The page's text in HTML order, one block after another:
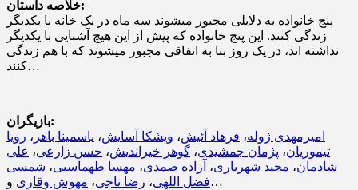
خلاصه داستان:
پنج خانواده به دلایلی مجبور میشوند سه ماه در یک خانه با یکدیگر
زندگی کنند. این پنج خانواده که پیش از این هیچ آشنایی با یکدیگر
نداشته اند، در یک روز بنا به اتفاقی مجبور میشوند که با هم زندگی
کنند…
بازیگران:
امیرمهدی ژوله، فرهاد آئیش، ویشکا آسایش، یاسمینا باهر ، رویا
تیموریان، پژمان جمشیدی، گوهر خیراندیش، حسن زارعی، علی
شادمان، مجید شهریاری، آزاده صمدی، مهسا طهماسبی، شمسی
فضل اللهی، رضا ناجی، مهوش وقاری و…